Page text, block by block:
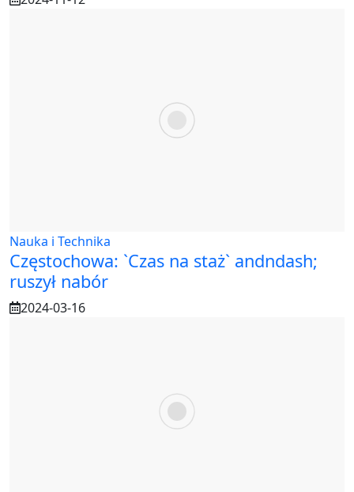
Nauka i Technika
Częstochowa: `Czas na staż` andndash;
ruszył nabór
2024-03-16